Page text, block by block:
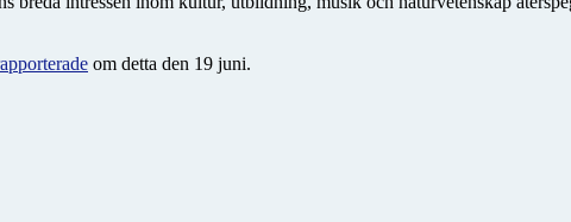
om detta den 19 juni.